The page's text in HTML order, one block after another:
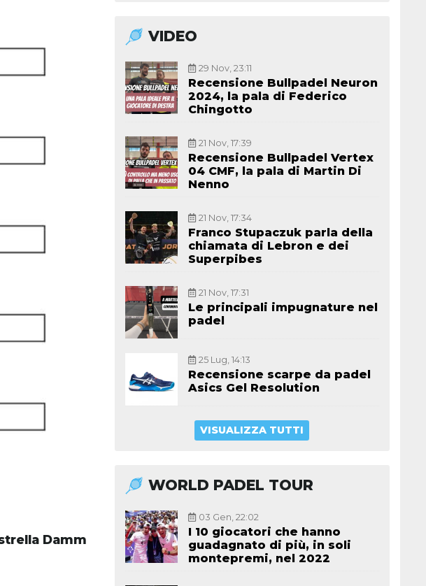
Damm
VIDEO
29 Nov, 23:11
Recensione Bullpadel Neuron
2024, la pala di Federico
Chingotto
21 Nov, 17:39
Recensione Bullpadel Vertex
04 CMF, la pala di Martin Di
Nenno
21 Nov, 17:34
Franco Stupaczuk parla della
chiamata di Lebron e dei
Superpibes
21 Nov, 17:31
Le principali impugnature nel
padel
25 Lug, 14:13
Recensione scarpe da padel
Asics Gel Resolution
VISUALIZZA TUTTI
WORLD PADEL TOUR
03 Gen, 22:02
I 10 giocatori che hanno
guadagnato di più, in soli
montepremi, nel 2022